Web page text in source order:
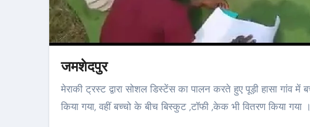
जमशेदपुर
मेराकी ट्रस्ट द्वारा सोशल डिस्टेंस का पालन करते हुए पूड़ी हासा गांव में बच्चो के बीच मनोरंजन के लिए चित्रांकन प्रतियोगिता का आयोजन
किया गया, वहीं बच्चो के बीच बिस्कुट ,टॉफी ,केक भी वितरण किया गया ।